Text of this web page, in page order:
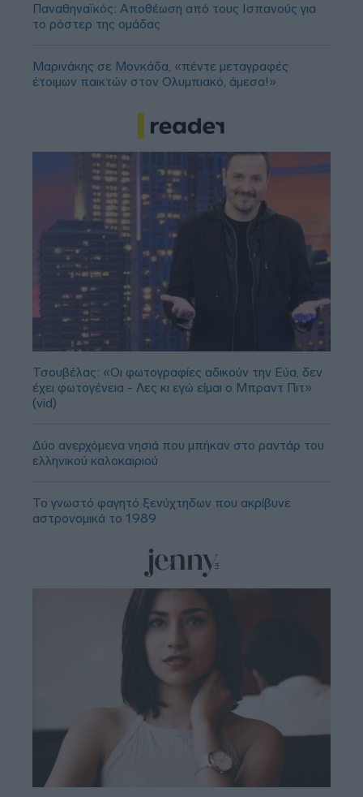
Παναθηναϊκός: Αποθέωση από τους Ισπανούς για
το ρόστερ της ομάδας
Μαρινάκης σε Μονκάδα, «πέντε μεταγραφές
έτοιμων παικτών στον Ολυμπιακό, άμεσα!»
Τσουβέλας: «Οι φωτογραφίες αδικούν την Εύα, δεν
έχει φωτογένεια - Λες κι εγώ είμαι ο Μπραντ Πιτ»
(vid)
Δύο ανερχόμενα νησιά που μπήκαν στο ραντάρ του
ελληνικού καλοκαιριού
Το γνωστό φαγητό ξενύχτηδων που ακρίβυνε
αστρονομικά το 1989